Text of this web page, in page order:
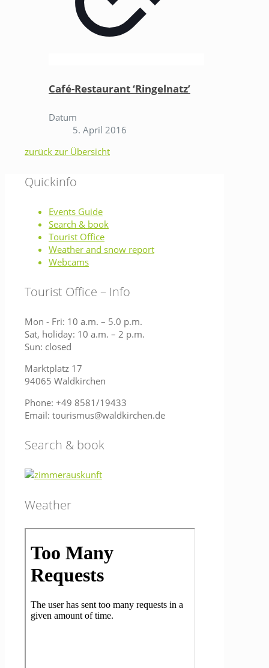
Café-Restaurant ‘Ringelnatz’
Datum
5. April 2016
zurück zur Übersicht
Quickinfo
Events Guide
Search & book
Tourist Office
Weather and snow report
Webcams
Tourist Office – Info
Mon - Fri: 10 a.m. – 5.0 p.m.
Sat, holiday: 10 a.m. – 2 p.m.
Sun: closed
Marktplatz 17
94065 Waldkirchen
Phone: +49 8581/19433
Email: tourismus@waldkirchen.de
Search & book
Weather